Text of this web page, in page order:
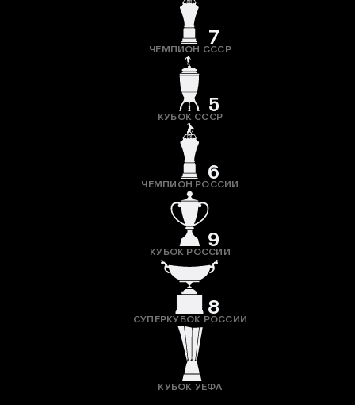
7
ЧЕМПИОН СССР
5
КУБОК СССР
6
ЧЕМПИОН РОССИИ
9
КУБОК РОССИИ
8
СУПЕРКУБОК РОССИИ
КУБОК УЕФА